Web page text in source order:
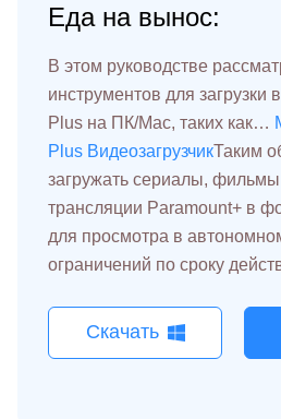
Еда на вынос:
В этом руководстве
инструментов для загрузки
Plus на ПК/Mac, таких как…
Plus ВидеозагрузчикТаким
загружать сериалы,
трансляции Paramount+ в
для просмотра в
ограничений по сроку
Скачать